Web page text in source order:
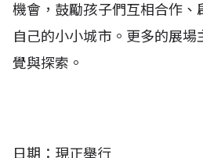
機會，鼓勵孩子們互相合作、
自己的小小城市。更多的展
覺與探索。
日期：現正舉行